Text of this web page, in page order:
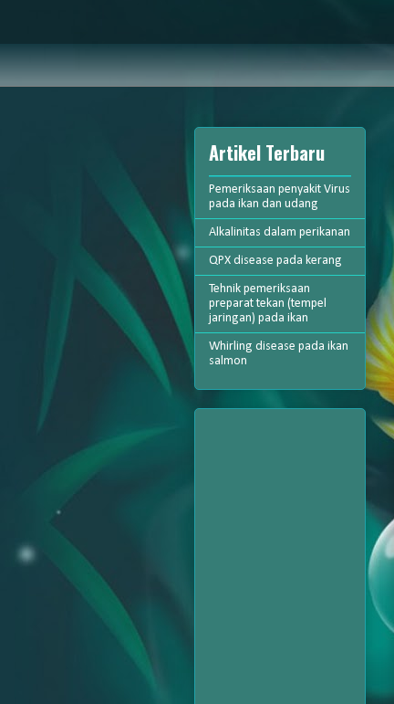
Artikel Terbaru
Pemeriksaan penyakit Virus
pada ikan dan udang
Alkalinitas dalam perikanan
QPX disease pada kerang
Tehnik pemeriksaan
preparat tekan (tempel
jaringan) pada ikan
Whirling disease pada ikan
salmon